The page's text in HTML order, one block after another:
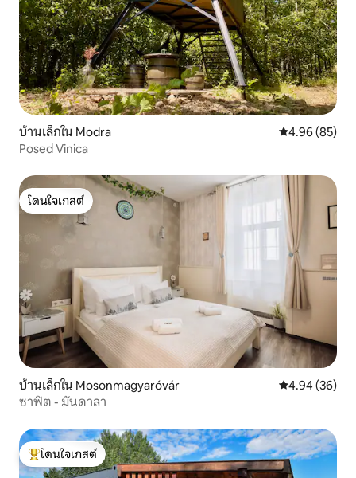
บ้านเล็กใน Modra คะแนนเฉลี่ย
4.96 (85)
Posed Vinica
โดนใจเกสต์
โดนใจเกสต์
บ้านเล็กใน Mosonmagyaróvár คะแนนเฉลี่ย
4.94 (36)
ซาฟิต - มันดาลา
โดนใจเกสต์ที่สุด
โดนใจเกสต์